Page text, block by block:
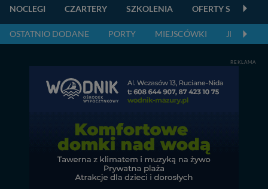
NOCLEGI CZARTERY SZKOLENIA OFERTY
OSTATNIO DODANE PORTY MIEJSCÓWKI JEZIORA,
REKLAMA